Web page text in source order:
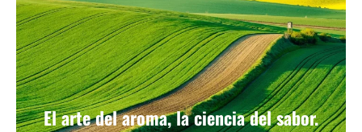
El arte del aroma, la ciencia del sabor.